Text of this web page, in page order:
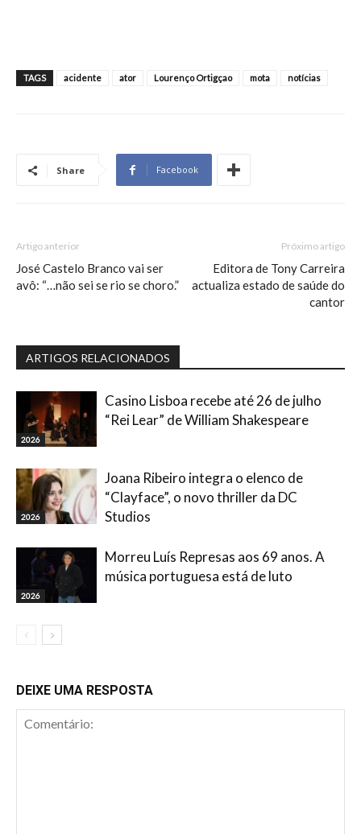
TAGS acidente ator Lourenço Ortigçao mota notícias
Share Facebook
Artigo anterior
José Castelo Branco vai ser
avô: “…não sei se rio se choro.”
Próximo artigo
Editora de Tony Carreira
actualiza estado de saúde do
cantor
ARTIGOS RELACIONADOS
2026
Casino Lisboa recebe até 26 de julho
“Rei Lear” de William Shakespeare
2026
Joana Ribeiro integra o elenco de
“Clayface”, o novo thriller da DC
Studios
2026
Morreu Luís Represas aos 69 anos. A
música portuguesa está de luto
DEIXE UMA RESPOSTA